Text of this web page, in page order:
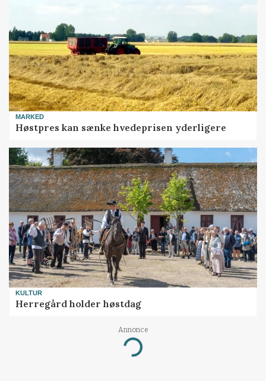
MARKED
Høstpres kan sænke hvedeprisen yderligere
KULTUR
Herregård holder høstdag
Annonce
Loading...